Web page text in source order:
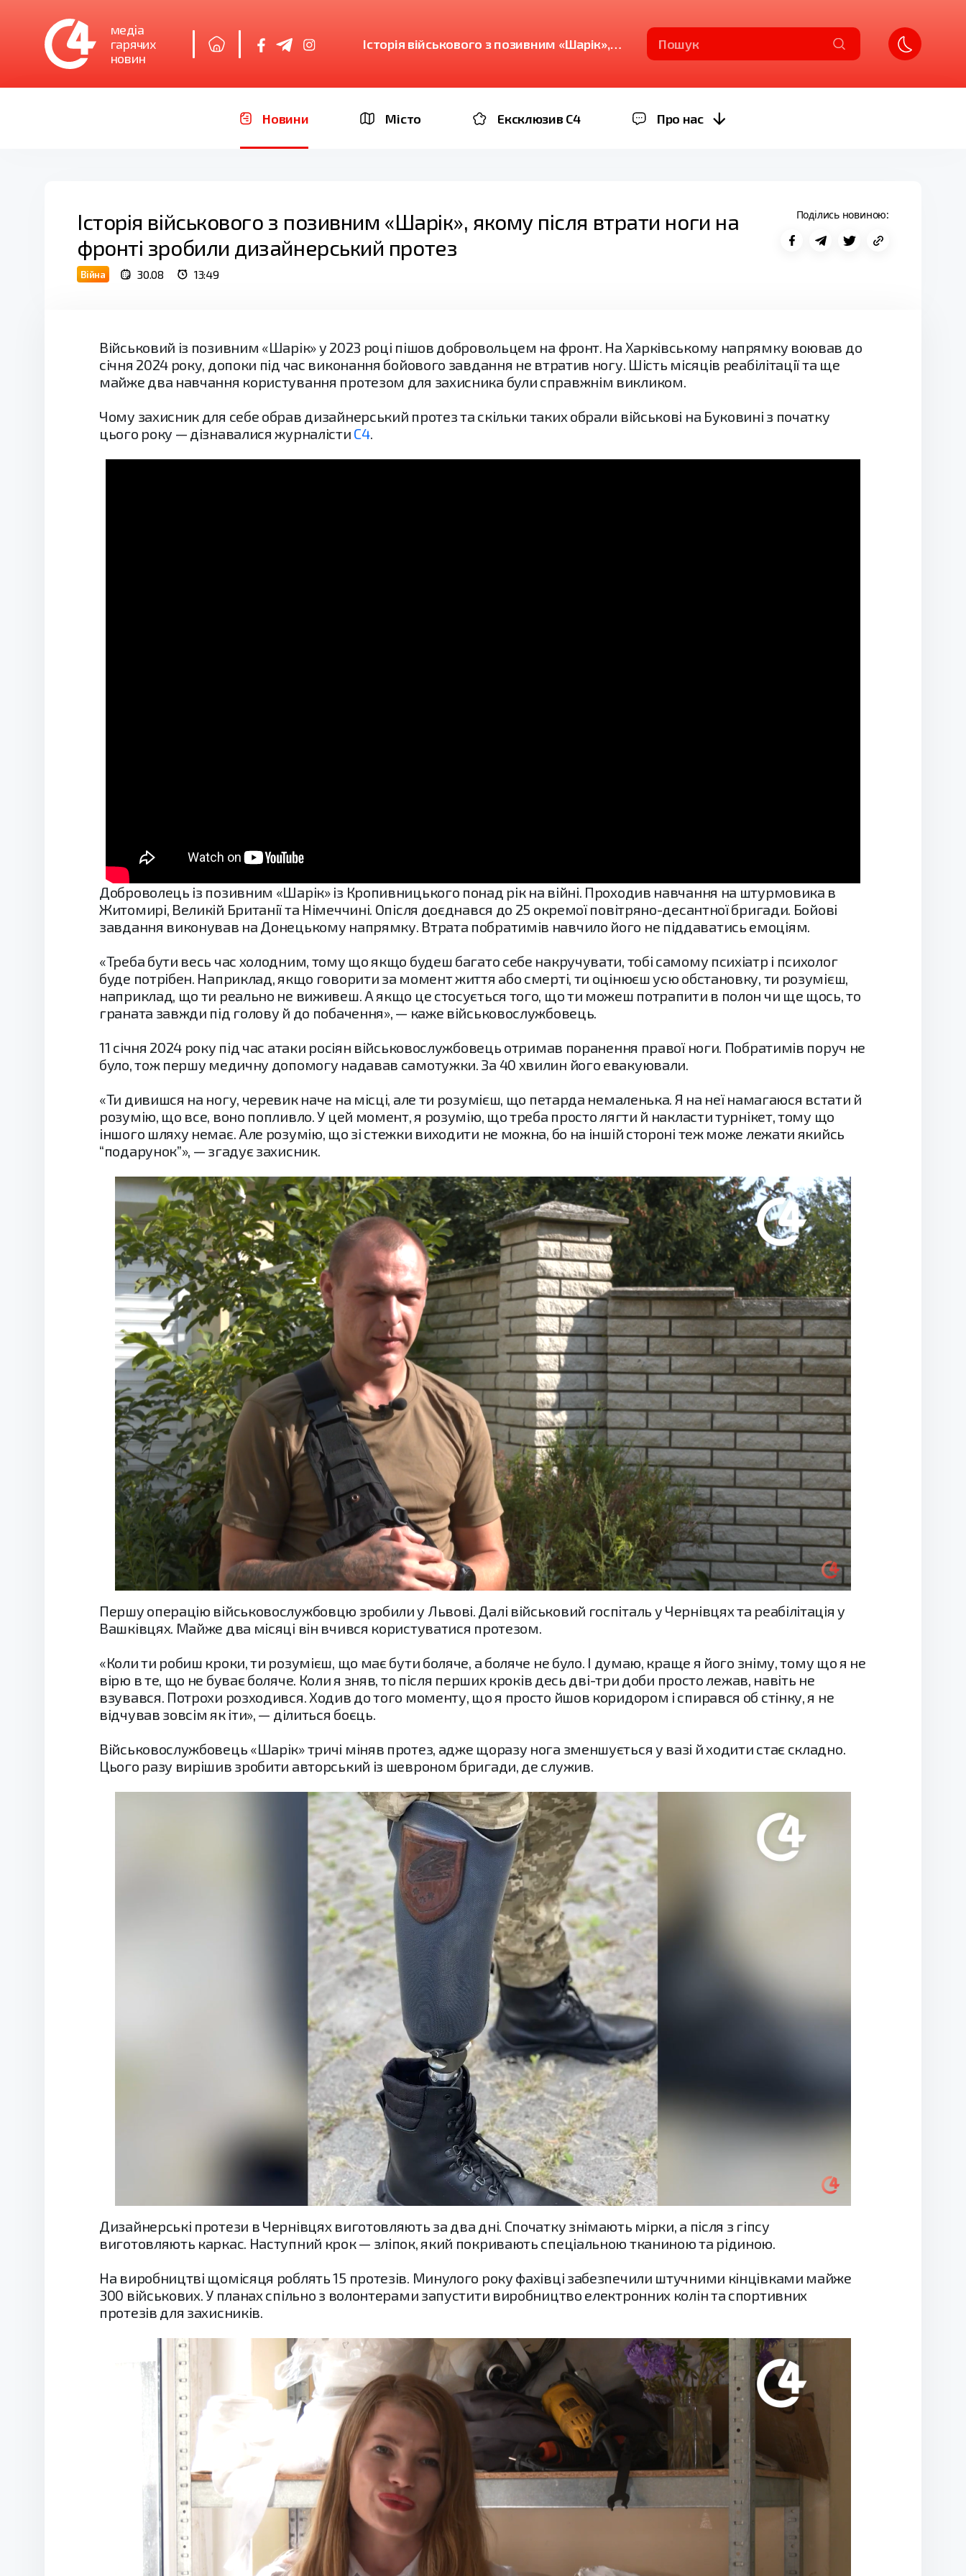
медіа
гарячих
новин
Історія військового з позивним «Шарік»,
Пошук
Новини Місто Ексклюзив C4 Про нас
Історія військового з позивним «Шарік», якому після втрати ноги на
фронті зробили дизайнерський протез
Війна 30.08 13:49
Поділись новиною:
Військовий із позивним «Шарік» у 2023 році пішов добровольцем на фронт. На Харківському напрямку воював до
січня 2024 року, допоки під час виконання бойового завдання не втратив ногу. Шість місяців реабілітації та ще
майже два навчання користування протезом для захисника були справжнім викликом.
Чому захисник для себе обрав дизайнерський протез та скільки таких обрали військові на Буковині з початку
цього року — дізнавалися журналісти С4.
Доброволець із позивним «Шарік» із Кропивницького понад рік на війні. Проходив навчання на штурмовика в
Житомирі, Великій Британії та Німеччині. Опісля доєднався до 25 окремої повітряно-десантної бригади. Бойові
завдання виконував на Донецькому напрямку. Втрата побратимів навчило його не піддаватись емоціям.
«Треба бути весь час холодним, тому що якщо будеш багато себе накручувати, тобі самому психіатр і психолог
буде потрібен. Наприклад, якщо говорити за момент життя або смерті, ти оцінюєш усю обстановку, ти розумієш,
наприклад, що ти реально не виживеш. А якщо це стосується того, що ти можеш потрапити в полон чи ще щось, то
граната завжди під голову й до побачення», — каже військовослужбовець.
11 січня 2024 року під час атаки росіян військовослужбовець отримав поранення правої ноги. Побратимів поруч не
було, тож першу медичну допомогу надавав самотужки. За 40 хвилин його евакуювали.
«Ти дивишся на ногу, черевик наче на місці, але ти розумієш, що петарда немаленька. Я на неї намагаюся встати й
розумію, що все, воно попливло. У цей момент, я розумію, що треба просто лягти й накласти турнікет, тому що
іншого шляху немає. Але розумію, що зі стежки виходити не можна, бо на іншій стороні теж може лежати якийсь
“подарунок”», — згадує захисник.
Першу операцію військовослужбовцю зробили у Львові. Далі військовий госпіталь у Чернівцях та реабілітація у
Вашківцях. Майже два місяці він вчився користуватися протезом.
«Коли ти робиш кроки, ти розумієш, що має бути боляче, а боляче не було. І думаю, краще я його зніму, тому що я не
вірю в те, що не буває боляче. Коли я зняв, то після перших кроків десь дві-три доби просто лежав, навіть не
взувався. Потрохи розходився. Ходив до того моменту, що я просто йшов коридором і спирався об стінку, я не
відчував зовсім як іти», — ділиться боєць.
Військовослужбовець «Шарік» тричі міняв протез, адже щоразу нога зменшується у вазі й ходити стає складно.
Цього разу вирішив зробити авторський із шевроном бригади, де служив.
Дизайнерські протези в Чернівцях виготовляють за два дні. Спочатку знімають мірки, а після з гіпсу
виготовляють каркас. Наступний крок — зліпок, який покривають спеціальною тканиною та рідиною.
На виробництві щомісяця роблять 15 протезів. Минулого року фахівці забезпечили штучними кінцівками майже
300 військових. У планах спільно з волонтерами запустити виробництво електронних колін та спортивних
протезів для захисників.